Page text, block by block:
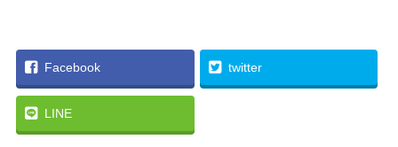
Facebook twitter
LINE